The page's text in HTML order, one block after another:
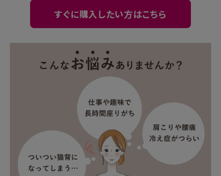
ボディメイクグッズ
ファッション
カテゴリ一覧
お悩み解決コラム
すぐに購入したい方はこちら